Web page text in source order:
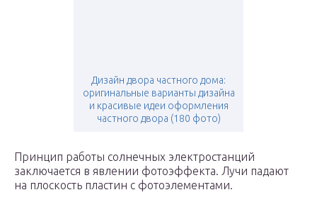
Дизайн двора частного дома:
оригинальные варианты дизайна
и красивые идеи оформления
частного двора (180 фото)
Принцип работы солнечных электростанций
заключается в явлении фотоэффекта. Лучи падают
на плоскость пластин с фотоэлементами.